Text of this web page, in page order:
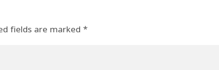
fields are marked*